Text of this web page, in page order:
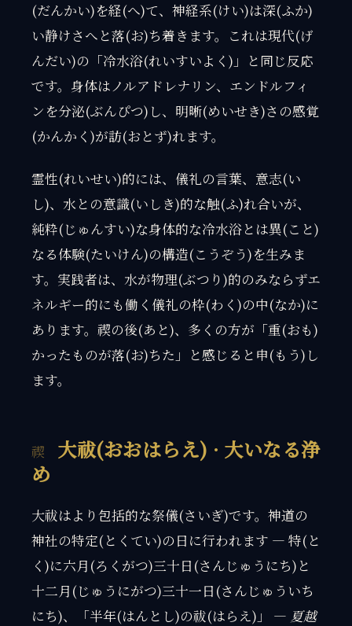
(だんかい)を経(へ)て、神経系(けい)は深(ふか)
い静けさへと落(お)ち着きます。これは現代(げ
んだい)の「冷水浴(れいすいよく)」と同じ反応
です。身体はノルアドレナリン、エンドルフィ
ンを分泌(ぶんぴつ)し、明晰(めいせき)さの感覚
(かんかく)が訪(おとず)れます。
霊性(れいせい)的には、儀礼の言葉、意志(い
し)、水との意識(いしき)的な触(ふ)れ合いが、
純粋(じゅんすい)な身体的な冷水浴とは異(こと)
なる体験(たいけん)の構造(こうぞう)を生みま
す。実践者は、水が物理(ぶつり)的のみならずエ
ネルギー的にも働く儀礼の枠(わく)の中(なか)に
あります。禊の後(あと)、多くの方が「重(おも)
かったものが落(お)ちた」と感じると申(もう)し
ます。
大祓(おおはらえ) · 大いなる浄
め
大祓はより包括的な祭儀(さいぎ)です。神道の
神社の特定(とくてい)の日に行われます — 特(と
く)に六月(ろくがつ)三十日(さんじゅうにち)と
十二月(じゅうにがつ)三十一日(さんじゅういち
にち)、「半年(はんとし)の祓(はらえ)」 — 夏越